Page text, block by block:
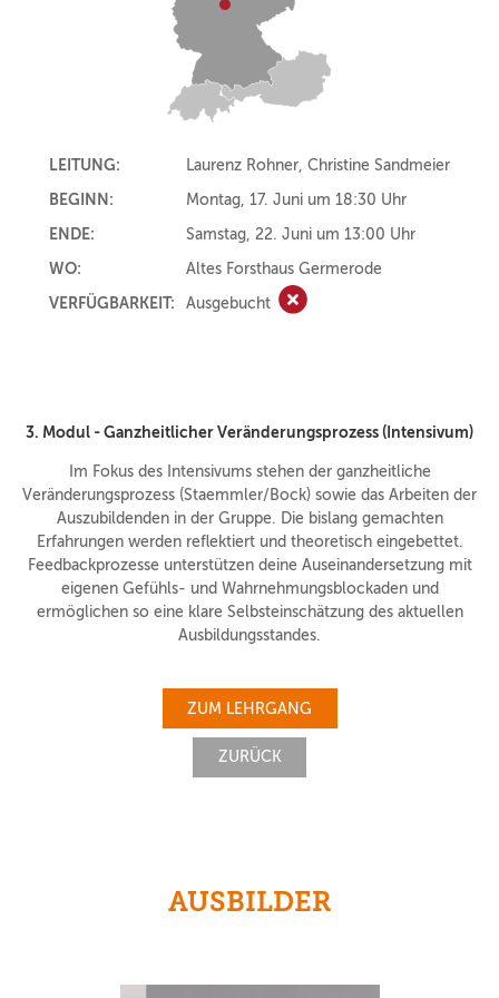
LEITUNG:
Laurenz Rohner, Christine Sandmeier
BEGINN:
Montag, 17. Juni um 18:30 Uhr
ENDE:
Samstag, 22. Juni um 13:00 Uhr
WO:
Altes Forsthaus Germerode
VERFÜGBARKEIT:
Ausgebucht Ausgebucht
3. Modul - Ganzheitlicher Veränderungsprozess (Intensivum)
Im Fokus des Intensivums stehen der ganzheitliche
Veränderungsprozess (Staemmler/Bock) sowie das Arbeiten der
Auszubildenden in der Gruppe. Die bislang gemachten
Erfahrungen werden reflektiert und theoretisch eingebettet.
Feedbackprozesse unterstützen deine Auseinandersetzung mit
eigenen Gefühls- und Wahrnehmungsblockaden und
ermöglichen so eine klare Selbsteinschätzung des aktuellen
Ausbildungsstandes.
ZUM LEHRGANG
ZURÜCK
AUSBILDER